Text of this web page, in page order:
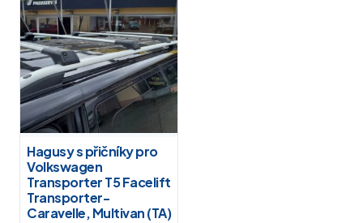
Hagusy s přičníky pro
Volkswagen
Transporter T5 Facelift
Transporter-
Caravelle, Multivan (TA)